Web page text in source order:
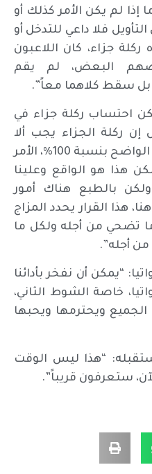
بنسبة 200%، أما إذا لم يكن الأمر كذلك أو
فلا داعي للتدخل أو
ركلة جزاء، كان اللاعبون
البعض، لم يقم
سقط كلاهما معاً”.
احتساب ركلة جزاء في
إن ركلة الجزاء يجب ألا
تحتسب إلا في حالات الخطأ الواضح بنسبة 100%، الأمر
هذا هو الواقع وعلينا
بالطبع هناك أمور
هذا القرار يحدد المزاج
تضحي من أجله ولكل ما
أجله”.
“يمكن أن نفخر بأدائنا
خاصة الشوط الثاني،
الجميع ويحترمها ويحبها
“هذا ليس الوقت
ستعرفون قريباً”.